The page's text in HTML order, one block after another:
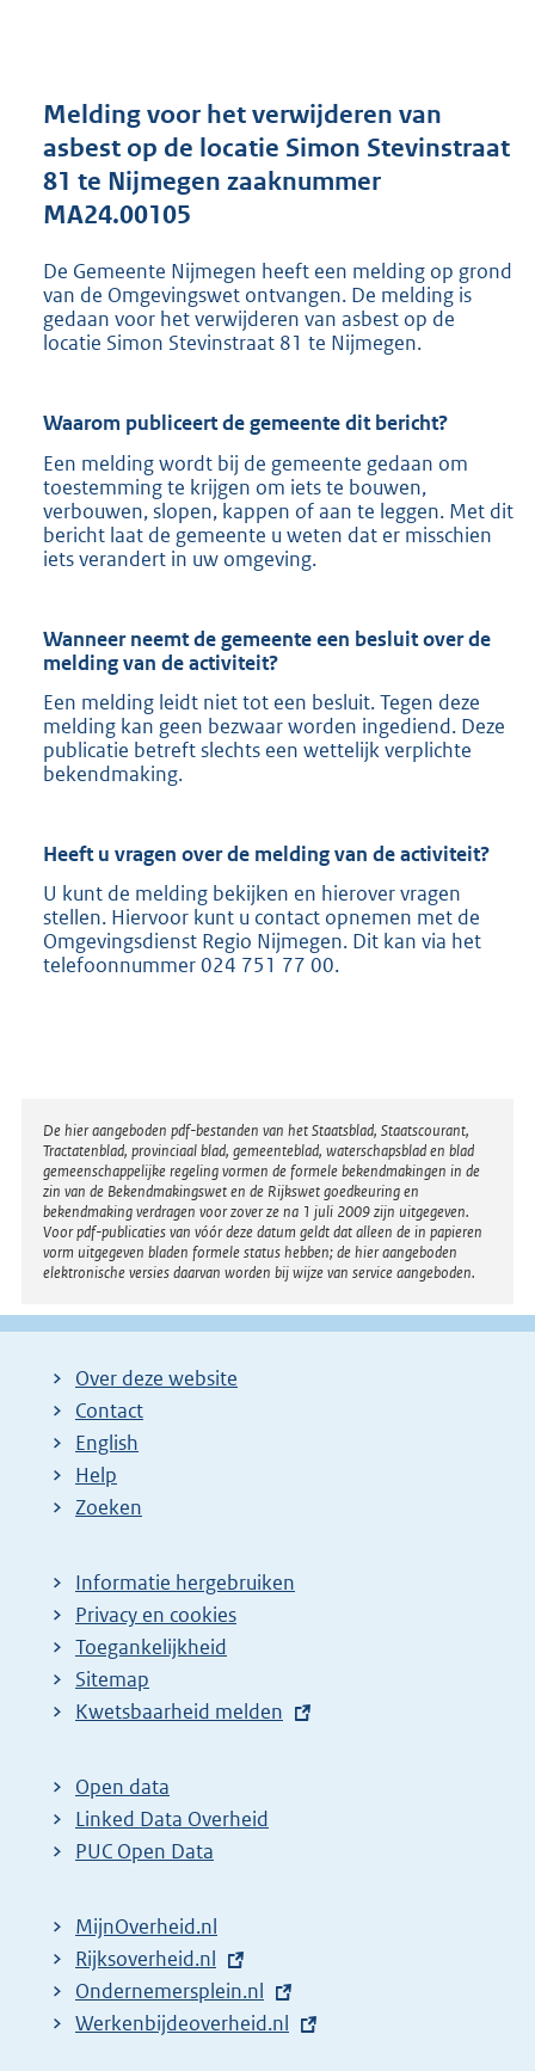
r
o
o
t
8
0
2
Melding voor het verwijderen van
asbest op de locatie Simon Stevinstraat
81 te Nijmegen zaaknummer
MA24.00105
De Gemeente Nijmegen heeft een melding op grond
van de Omgevingswet ontvangen. De melding is
gedaan voor het verwijderen van asbest op de
locatie Simon Stevinstraat 81 te Nijmegen.
Waarom publiceert de gemeente dit bericht?
Een melding wordt bij de gemeente gedaan om
toestemming te krijgen om iets te bouwen,
verbouwen, slopen, kappen of aan te leggen. Met dit
bericht laat de gemeente u weten dat er misschien
iets verandert in uw omgeving.
Wanneer neemt de gemeente een besluit over de
melding van de activiteit?
Een melding leidt niet tot een besluit. Tegen deze
melding kan geen bezwaar worden ingediend. Deze
publicatie betreft slechts een wettelijk verplichte
bekendmaking.
Heeft u vragen over de melding van de activiteit?
U kunt de melding bekijken en hierover vragen
stellen. Hiervoor kunt u contact opnemen met de
Omgevingsdienst Regio Nijmegen. Dit kan via het
telefoonnummer 024 751 77 00.
Disclaimer
De hier aangeboden pdf-bestanden van het Staatsblad, Staatscourant,
Tractatenblad, provinciaal blad, gemeenteblad, waterschapsblad en blad
gemeenschappelijke regeling vormen de formele bekendmakingen in de
zin van de Bekendmakingswet en de Rijkswet goedkeuring en
bekendmaking verdragen voor zover ze na 1 juli 2009 zijn uitgegeven.
Voor pdf-publicaties van vóór deze datum geldt dat alleen de in papieren
vorm uitgegeven bladen formele status hebben; de hier aangeboden
elektronische versies daarvan worden bij wijze van service aangeboden.
Over deze website
Contact
English
Help
Zoeken
Informatie hergebruiken
Privacy en cookies
Toegankelijkheid
Sitemap
E
t
e
r
l
i
n
k
Kwetsbaarheid melden
Open data
Linked Data Overheid
PUC Open Data
MijnOverheid.nl
E
x
t
Rijksoverheid.nl
E
x
Ondernemersplein.nl
E
Werkenbijdeoverheid.nl